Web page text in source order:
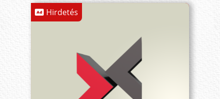
Hirdetés